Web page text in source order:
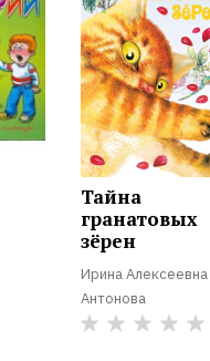
Тайна
гранатовых
зёрен
Ирина Алексеевна
Антонова